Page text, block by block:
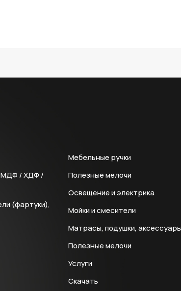
МДФ / ХДФ /
(фартуки),
Мебельные ручки
Полезные мелочи
Освещение и электрика
Мойки и смесители
Матрасы, подушки,
Полезные мелочи
Услуги
Скачать